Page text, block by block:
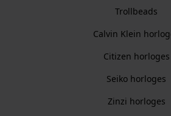
Trollbeads
Calvin Klein
Citizen horloges
Seiko horloges
Zinzi horloges